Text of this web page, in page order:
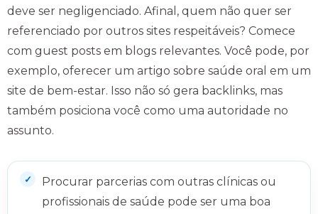
deve ser negligenciado. Afinal, quem não quer ser
referenciado por outros sites respeitáveis? Comece
com guest posts em blogs relevantes. Você pode, por
exemplo, oferecer um artigo sobre saúde oral em um
site de bem-estar. Isso não só gera backlinks, mas
também posiciona você como uma autoridade no
assunto.
Procurar parcerias com outras clínicas ou
profissionais de saúde pode ser uma boa